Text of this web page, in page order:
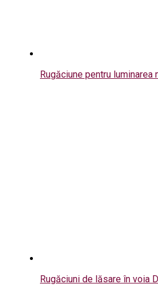
Rugăciune pentru
Rugăciuni de lăsare în voia